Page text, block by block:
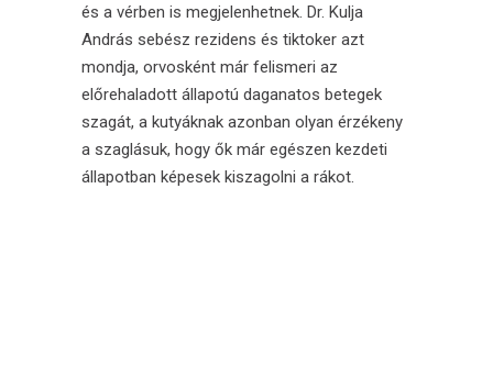
és a vérben is megjelenhetnek. Dr. Kulja
András sebész rezidens és tiktoker azt
mondja, orvosként már felismeri az
előrehaladott állapotú daganatos betegek
szagát, a kutyáknak azonban olyan érzékeny
a szaglásuk, hogy ők már egészen kezdeti
állapotban képesek kiszagolni a rákot.